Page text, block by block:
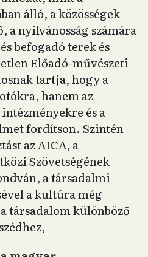
álló, a közösségek
a nyilvánosság számára
befogadó terek és
Előadó-művészeti
tartja, hogy a
hanem az
és a
fordítson. Szintén
az AICA, a
Szövetségének
a társadalmi
a kultúra még
társadalom különböző